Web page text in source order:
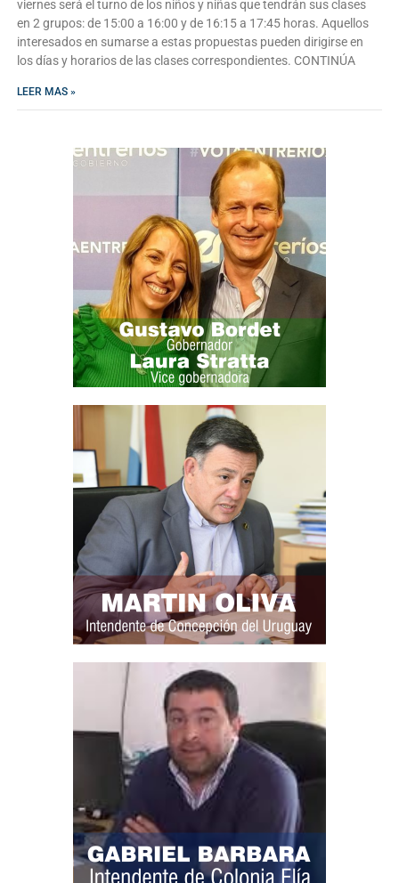
viernes será el turno de los niños y niñas que tendrán sus clases
en 2 grupos: de 15:00 a 16:00 y de 16:15 a 17:45 horas. Aquellos
interesados en sumarse a estas propuestas pueden dirigirse en
los días y horarios de las clases correspondientes. CONTINÚA
LEER MAS »